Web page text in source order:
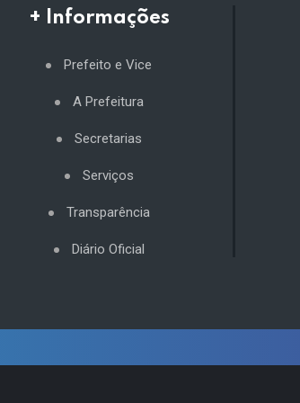
+ Informações
Prefeito e Vice
A Prefeitura
Secretarias
Serviços
Transparência
Diário Oficial